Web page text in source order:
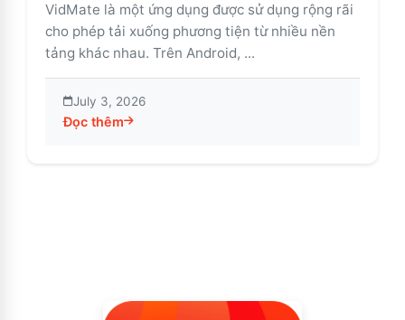
VidMate là một ứng dụng được sử dụng rộng rãi
cho phép tải xuống phương tiện từ nhiều nền
tảng khác nhau. Trên Android, ...
July 3, 2026
Đọc thêm
about Tải trạng thái WhatsApp dễ dàng qua Vidmate